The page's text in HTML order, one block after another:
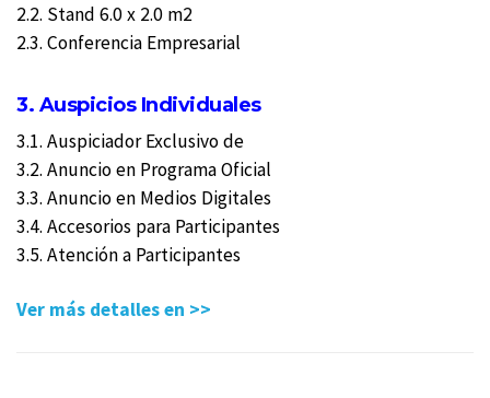
2.2. Stand 6.0 x 2.0 m2
2.3. Conferencia Empresarial
3. Auspicios Individuales
3.1. Auspiciador Exclusivo de
3.2. Anuncio en Programa Oficial
3.3. Anuncio en Medios Digitales
3.4. Accesorios para Participantes
3.5. Atención a Participantes
Ver más detalles en >>